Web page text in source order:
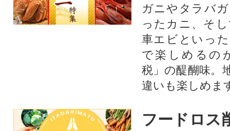
ガニやタラバ
ったカニ、そ
車エビといっ
で楽しめるの
税」の醍醐味。
違いも楽しめま
フードロス